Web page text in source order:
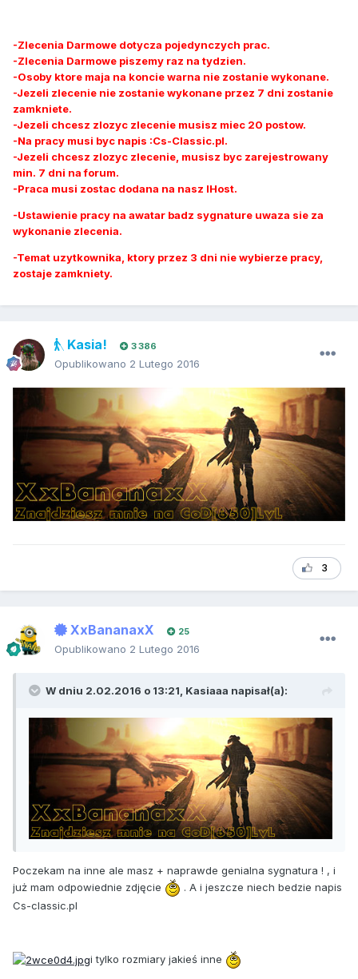
-Zlecenia Darmowe dotycza pojedynczych prac.
-Zlecenia Darmowe piszemy raz na tydzien.
-Osoby ktore maja na koncie warna nie zostanie wykonane.
-Jezeli zlecenie nie zostanie wykonane przez 7 dni zostanie
zamkniete.
-Jezeli chcesz zlozyc zlecenie musisz miec 20 postow.
-Na pracy musi byc napis :Cs-Classic.pl.
-Jezeli chcesz zlozyc zlecenie, musisz byc zarejestrowany
min. 7 dni na forum.
-Praca musi zostac dodana na nasz IHost.
-Ustawienie pracy na awatar badz sygnature uwaza sie za
wykonanie zlecenia.
-Temat uzytkownika, ktory przez 3 dni nie wybierze pracy,
zostaje zamkniety.
Kasia! 3 386
Opublikowano 2 Lutego 2016
3
XxBananaxX 25
Opublikowano 2 Lutego 2016
W dniu 2.02.2016 o 13:21, Kasiaaa napisał(a):
Poczekam na inne ale masz + naprawde genialna sygnatura ! , i
już mam odpowiednie zdjęcie
. A i jeszcze niech bedzie napis
Cs-classic.pl
i tylko rozmiary jakieś inne